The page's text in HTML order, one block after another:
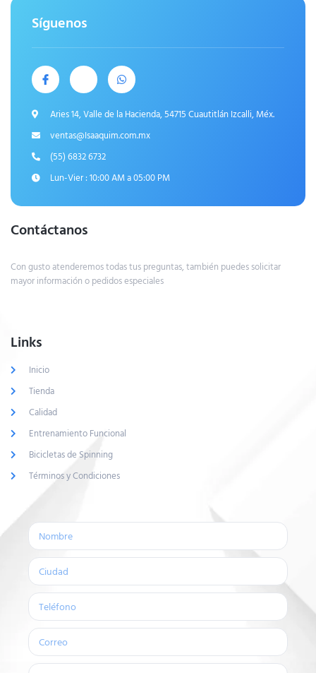
Síguenos
Aries 14, Valle de la Hacienda, 54715 Cuautitlán Izcalli, Méx.
ventas@Isaaquim.com.mx
(55) 6832 6732
Lun-Vier : 10:00 AM a 05:00 PM
Contáctanos
Con gusto atenderemos todas tus preguntas, también puedes solicitar
mayor información o pedidos especiales
Links
Inicio
Tienda
Calidad
Entrenamiento Funcional
Bicicletas de Spinning
Términos y Condiciones